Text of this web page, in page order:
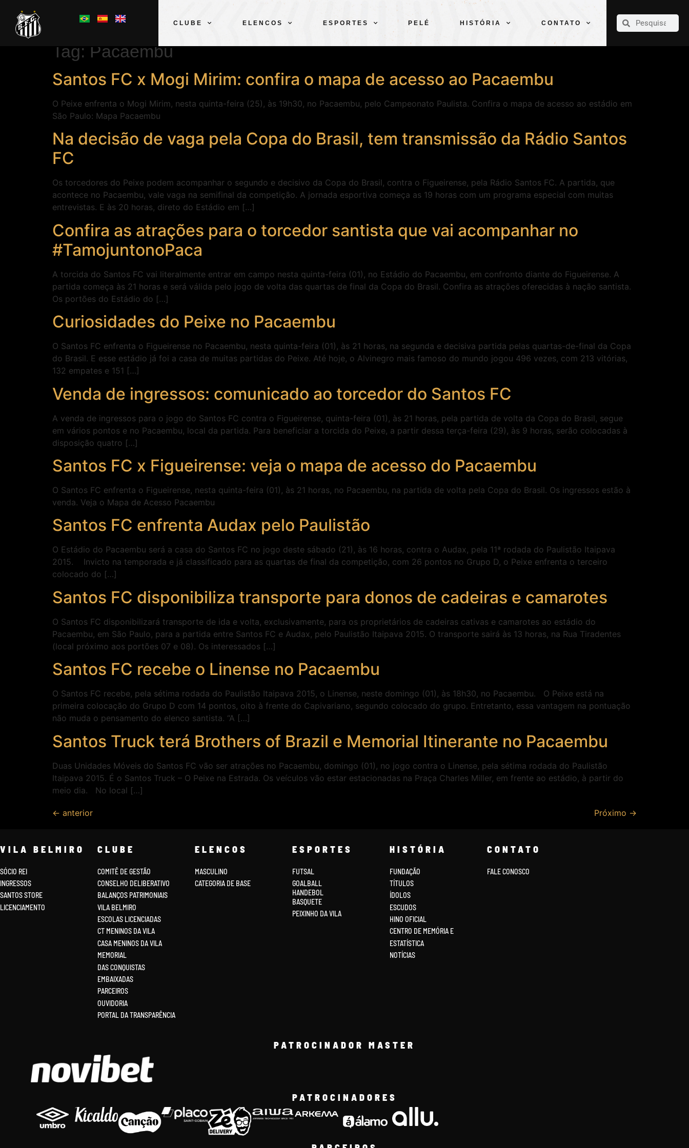
CLUBE ELENCOS ESPORTES PELÉ HISTÓRIA CONTATO
CLUBE
Tag: Pacaembu
Santos FC x Mogi Mirim: confira o mapa de acesso ao Pacaembu
O Peixe enfrenta o Mogi Mirim, nesta quinta-feira (25), às 19h30, no Pacaembu, pelo Campeonato Paulista. Confira o mapa de acesso ao estádio em
São Paulo: Mapa Pacaembu
Na decisão de vaga pela Copa do Brasil, tem transmissão da Rádio Santos
FC
Os torcedores do Peixe podem acompanhar o segundo e decisivo da Copa do Brasil, contra o Figueirense, pela Rádio Santos FC. A partida, que
acontece no Pacaembu, vale vaga na semifinal da competição. A jornada esportiva começa as 19 horas com um programa especial com muitas
entrevistas. E às 20 horas, direto do Estádio em […]
Confira as atrações para o torcedor santista que vai acompanhar no
#TamojuntonoPaca
A torcida do Santos FC vai literalmente entrar em campo nesta quinta-feira (01), no Estádio do Pacaembu, em confronto diante do Figueirense. A
partida começa às 21 horas e será válida pelo jogo de volta das quartas de final da Copa do Brasil. Confira as atrações oferecidas à nação santista.
Os portões do Estádio do […]
Curiosidades do Peixe no Pacaembu
O Santos FC enfrenta o Figueirense no Pacaembu, nesta quinta-feira (01), às 21 horas, na segunda e decisiva partida pelas quartas-de-final da Copa
do Brasil. E esse estádio já foi a casa de muitas partidas do Peixe. Até hoje, o Alvinegro mais famoso do mundo jogou 496 vezes, com 213 vitórias,
132 empates e 151 […]
Venda de ingressos: comunicado ao torcedor do Santos FC
A venda de ingressos para o jogo do Santos FC contra o Figueirense, quinta-feira (01), às 21 horas, pela partida de volta da Copa do Brasil, segue
em vários pontos e no Pacaembu, local da partida. Para beneficiar a torcida do Peixe, a partir dessa terça-feira (29), às 9 horas, serão colocadas à
disposição quatro […]
Santos FC x Figueirense: veja o mapa de acesso do Pacaembu
O Santos FC enfrenta o Figueirense, nesta quinta-feira (01), às 21 horas, no Pacaembu, na partida de volta pela Copa do Brasil. Os ingressos estão à
venda. Veja o Mapa de Acesso Pacaembu
Santos FC enfrenta Audax pelo Paulistão
O Estádio do Pacaembu será a casa do Santos FC no jogo deste sábado (21), às 16 horas, contra o Audax, pela 11ª rodada do Paulistão Itaipava
2015. Invicto na temporada e já classificado para as quartas de final da competição, com 26 pontos no Grupo D, o Peixe enfrenta o terceiro
colocado do […]
Santos FC disponibiliza transporte para donos de cadeiras e camarotes
O Santos FC disponibilizará transporte de ida e volta, exclusivamente, para os proprietários de cadeiras cativas e camarotes ao estádio do
Pacaembu, em São Paulo, para a partida entre Santos FC e Audax, pelo Paulistão Itaipava 2015. O transporte sairá às 13 horas, na Rua Tiradentes
(local próximo aos portões 07 e 08). Os interessados […]
Santos FC recebe o Linense no Pacaembu
O Santos FC recebe, pela sétima rodada do Paulistão Itaipava 2015, o Linense, neste domingo (01), às 18h30, no Pacaembu. O Peixe está na
primeira colocação do Grupo D com 14 pontos, oito à frente do Capivariano, segundo colocado do grupo. Entretanto, essa vantagem na pontuação
não muda o pensamento do elenco santista. “A […]
Santos Truck terá Brothers of Brazil e Memorial Itinerante no Pacaembu
Duas Unidades Móveis do Santos FC vão ser atrações no Pacaembu, domingo (01), no jogo contra o Linense, pela sétima rodada do Paulistão
Itaipava 2015. É o Santos Truck – O Peixe na Estrada. Os veículos vão estar estacionadas na Praça Charles Miller, em frente ao estádio, à partir do
meio dia. No local […]
← anterior Próximo →
VILA BELMIRO
SÓCIO REI
INGRESSOS
SANTOS STORE
LICENCIAMENTO
CLUBE
COMITÊ DE GESTÃO
CONSELHO DELIBERATIVO
BALANÇOS PATRIMONIAIS
VILA BELMIRO
ESCOLAS LICENCIADAS
CT MENINOS DA VILA
CASA MENINOS DA VILA
MEMORIAL
DAS CONQUISTAS
EMBAIXADAS
PARCEIROS
OUVIDORIA
PORTAL DA TRANSPARÊNCIA
ELENCOS
MASCULINO
CATEGORIA DE BASE
ESPORTES
FUTSAL
GOALBALL
HANDEBOL
BASQUETE
PEIXINHO DA VILA
HISTÓRIA
FUNDAÇÃO
TÍTULOS
ÍDOLOS
ESCUDOS
HINO OFICIAL
CENTRO DE MEMÓRIA E
ESTATÍSTICA
NOTÍCIAS
CONTATO
FALE CONOSCO
PATROCINADOR MASTER
PATROCINADORES